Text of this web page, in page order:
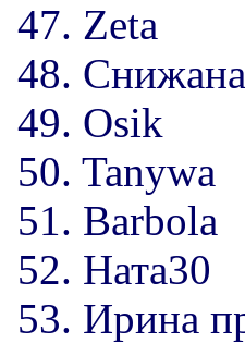
47. Zeta
48. Снижана
49. Osik
50. Tanywa
51. Barbola
52. Ната30
53. Ирина